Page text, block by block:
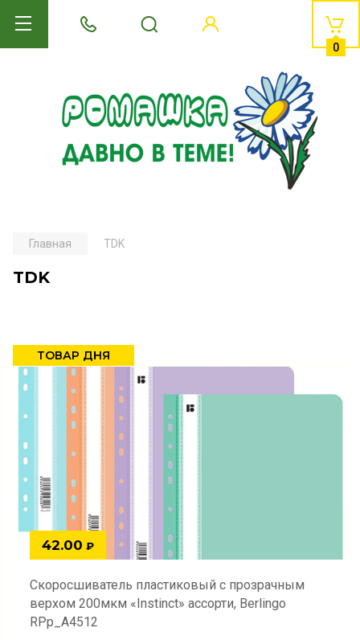
0
ТОВАР ДНЯ
42.00 ₽
Скоросшиватель пластиковый с прозрачным
верхом 200мкм «Instinct» ассорти, Berlingo
RPp_A4512
Главная TDK
TDK